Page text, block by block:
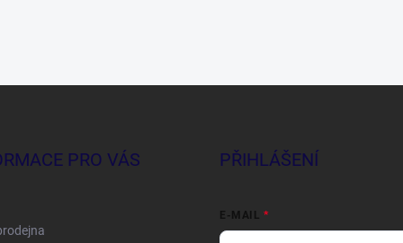
PRO VÁS PŘIHLÁŠENÍ
E-MAIL